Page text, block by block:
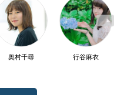
奥村千尋 行谷麻衣